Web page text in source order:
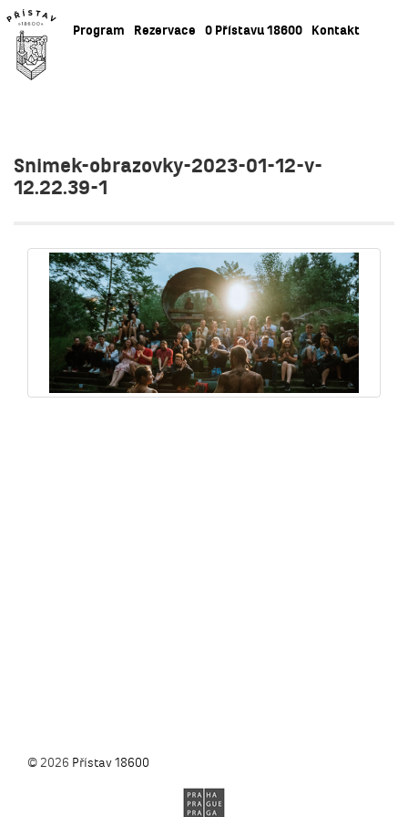
Program Rezervace O Přístavu 18600 Kontakt
Snimek-obrazovky-2023-01-12-v-
12.22.39-1
© 2026 Přístav 18600